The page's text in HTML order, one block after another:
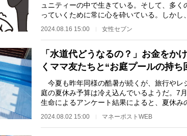
ュニティーの中で生きている。そして、多く
っていくために常に心を砕いている。しかし
人への気遣いができ…
2024.08.16 15:00 女性セブン
「水道代どうなるの？」お金をか
くママ友たちと“お庭プールの持
今夏も昨年同様の酷暑が続くが、旅行やレ
庭の夏休み予算は冷え込んでいるようだ。7
生命によるアンケート結果によると、夏休み
2024.08.02 15:00 マネーポストWEB